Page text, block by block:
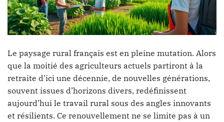
Le paysage rural français est en pleine mutation. Alors
que la moitié des agriculteurs actuels partiront à la
retraite d’ici une décennie, de nouvelles générations,
souvent issues d’horizons divers, redéfinissent
aujourd’hui le travail rural sous des angles innovants
et résilients. Ce renouvellement ne se limite pas à un